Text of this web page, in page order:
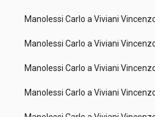
Manolessi Carlo a Viviani
Manolessi Carlo a Viviani
Manolessi Carlo a Viviani
Manolessi Carlo a Viviani